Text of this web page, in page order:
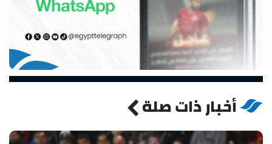
أخبار ذات صلة